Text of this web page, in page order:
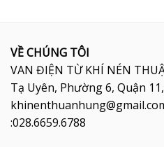
VỀ CHÚNG TÔI
VAN ĐIỆN TỪ KHÍ NÉN
Tạ Uyên, Phường 6, Quận
:028.6659.6788